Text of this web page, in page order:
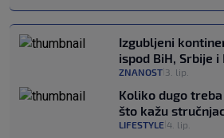
Izgubljeni
ispod BiH, Srbije
ZNANOST 3. lip.
Koliko dugo
što kažu
LIFESTYLE 4. lip.